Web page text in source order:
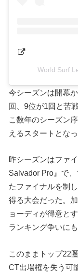
World Surf
今シーズンは開幕
回、9位が1回と苦
こ数年のシーズン
えるスタートとなっ
昨シーズンはファ
Salvador Pro』で
たファイナルを制
得る大会だった。
ョーディが得意と
ランキング争いに
このままトップ22
CT出場権を失う可